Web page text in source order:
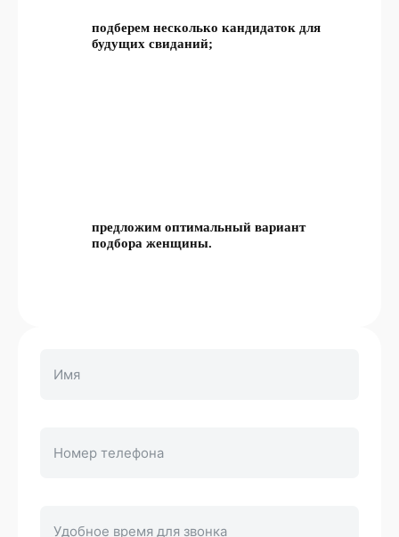
подберем несколько кандидаток для
будущих свиданий;
предложим оптимальный вариант
подбора женщины.